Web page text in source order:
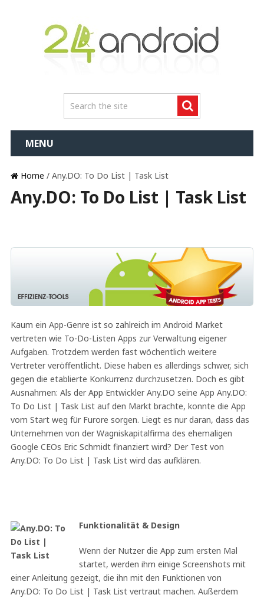
MENU
Home / Any.DO: To Do List | Task List
Any.DO: To Do List | Task List
Kaum ein App-Genre ist so zahlreich im Android Market
vertreten wie To-Do-Listen Apps zur Verwaltung eigener
Aufgaben. Trotzdem werden fast wöchentlich weitere
Vertreter veröffentlicht. Diese haben es allerdings schwer, sich
gegen die etablierte Konkurrenz durchzusetzen. Doch es gibt
Ausnahmen: Als der App Entwickler Any.DO seine App Any.DO:
To Do List | Task List auf den Markt brachte, konnte die App
vom Start weg für Furore sorgen. Liegt es nur daran, dass das
Unternehmen von der Wagniskapitalfirma des ehemaligen
Google CEOs Eric Schmidt finanziert wird? Der Test von
Any.DO: To Do List | Task List wird das aufklären.
Funktionalität & Design
Wenn der Nutzer die App zum ersten Mal
startet, werden ihm einige Screenshots mit
einer Anleitung gezeigt, die ihn mit den Funktionen von
Any.DO: To Do List | Task List vertraut machen. Außerdem